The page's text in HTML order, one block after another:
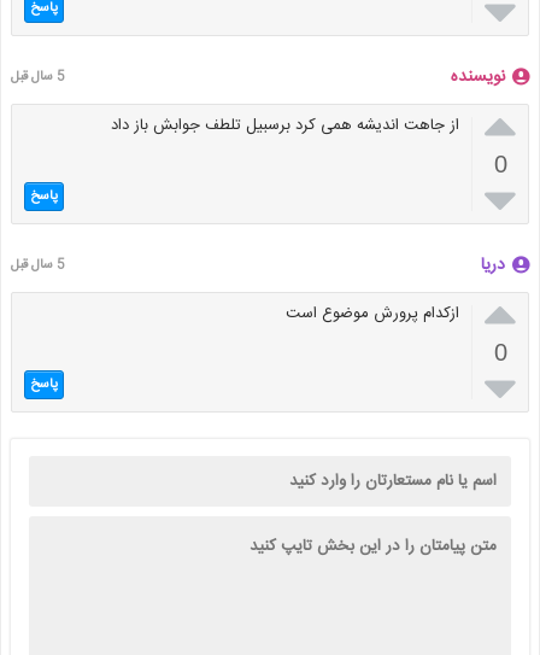
 پاسخ
نویسنده 5 سال قبل

0

از جاهت اندیشه همی کرد برسبیل تلطف جوابش باز داد
پاسخ
دریا 5 سال قبل

0

ازکدام پرورش موضوع است
پاسخ